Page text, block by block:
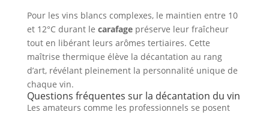
Pour les vins blancs complexes, le maintien entre 10
et 12°C durant le carafagepréserve leur fraîcheur
tout en libérant leurs arômes tertiaires. Cette
maîtrise thermique élève la décantation au rang
d’art, révélant pleinement la personnalité unique de
chaque vin.
Questions fréquentes sur la décantation du vin
Les amateurs comme les professionnels se posent